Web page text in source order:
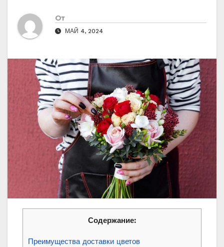
От
МАЙ 4, 2024
Содержание:
Преимущества доставки цветов